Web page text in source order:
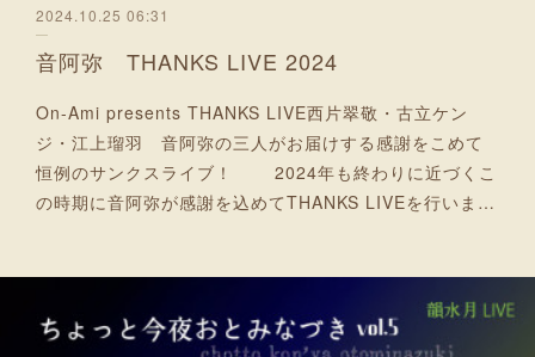
2024.10.25 06:31
音阿弥 THANKS LIVE 2024
On-Ami presents THANKS LIVE西片翠敬・古立ケン
ジ・江上瑠羽 音阿弥の三人がお届けする感謝をこめて
恒例のサンクスライブ！ 2024年も終わりに近づくこ
の時期に音阿弥が感謝を込めてTHANKS LIVEを行いま…